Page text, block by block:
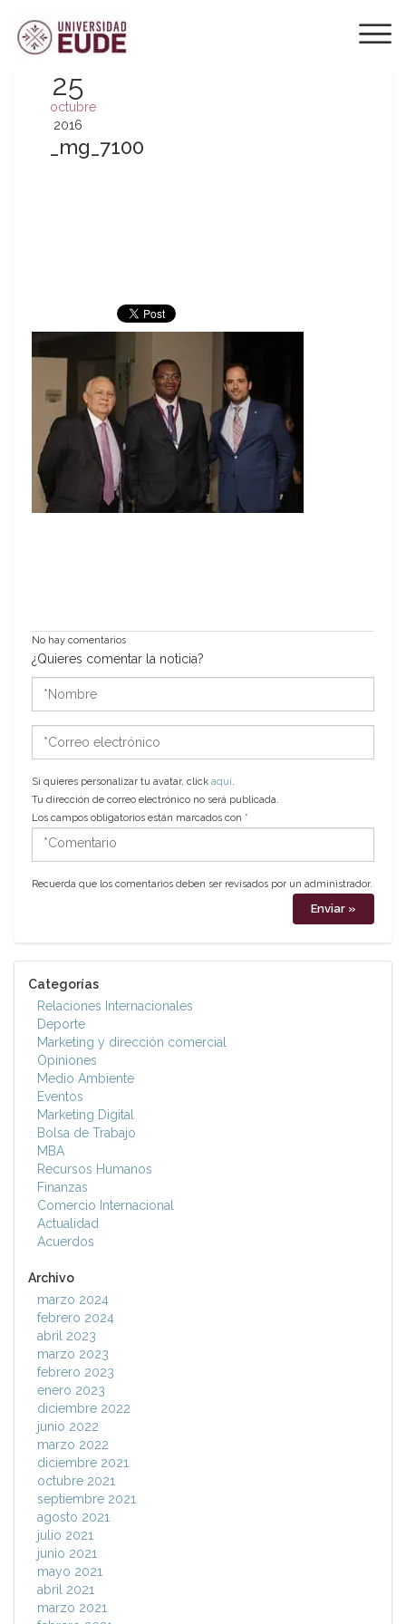
25
octubre
2016
_mg_7100
No hay comentarios
¿Quieres comentar la noticia?
electrónico
Si quieres personalizar tu avatar, click aquí.
Tu dirección de correo electrónico no será publicada.
Los campos obligatorios están marcados con *
*Comentario
Recuerda que los comentarios deben ser revisados por un administrador.
Categorías
Relaciones Internacionales
Deporte
Marketing y dirección comercial
Opiniones
Medio Ambiente
Eventos
Marketing Digital
Bolsa de Trabajo
MBA
Recursos Humanos
Finanzas
Comercio Internacional
Actualidad
Acuerdos
Archivo
marzo 2024
febrero 2024
abril 2023
marzo 2023
febrero 2023
enero 2023
diciembre 2022
junio 2022
marzo 2022
diciembre 2021
octubre 2021
septiembre 2021
agosto 2021
julio 2021
junio 2021
mayo 2021
abril 2021
marzo 2021